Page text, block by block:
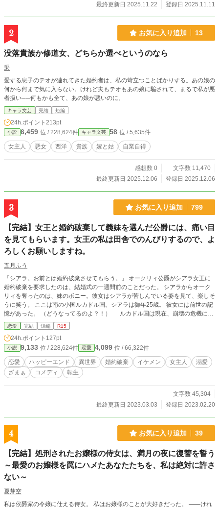
最終更新日 2025.11.22
登録日 2025.11.11
2 お気に入り追加 13
没落貴族か修道女、どちらか選べというのなら
采
愛する息子のテオが連れてきた婚約者は、私の苛立つことばかりする。あの娘の
何から何まで気に入らない。けれど夫もテオもあの娘に騙されて、まるで私が悪
者扱い──何もかも全て、あの娘が悪いのに。
キャラ文芸 完結 短編
24h.ポイント 213pt
小説 6,459 位 / 228,624件 キャラ文芸 58 位 / 5,635件
女主人 悪女 西洋 貴族 嫁と姑 自業自得
感想数 0
文字数 11,470
最終更新日 2025.12.06
登録日 2025.12.06
3 お気に入り追加 799
【完結】女王と婚約破棄して義妹を選んだ公爵には、痛い目
を見てもらいます。女王の私は田舎でのんびりするので、よ
ろしくお願いしますね。
五月ふう
「シアラ。お前とは婚約破棄させてもらう。」 オークリィ公爵がシアラ女王に
婚約破棄を要求したのは、結婚式の一週間前のことだった。 シアラからオーク
リィを奪ったのは、妹のボニー。彼女はシアラが苦しんでいる姿を見て、楽しそ
うに笑う。 ここは南の小国ルカドル国。シアラは御年25歳。 彼女には前世の記
憶があった。 （どうなってるのよ？！） ルカドル国は現在、崩壊の危機にあ
る。女王にも関わらず、彼女に使える使用人は二人だけ。賃金が払えないから
と、他のものは皆解雇されていた。 （貧乏女王に転生するなんて、、、。） 婚
約破棄された女王シアラは、頭を抱えた。前世で散々な目にあった彼女は、今回
こそは幸せになりたいと強く望んでいる。 （ひどすぎるよ、、、神様。金髪碧
眼の、誰からも愛されるお姫様に転生させてって言ったじゃないです
か、、、。） 幸せになれなかった前世の分を取り返すため、女王シアラは全力
でのんびりしようと心に決めた。 最低な元婚約者も、継妹も知ったこっちゃな
恋愛 完結 短編 R15
24h.ポイント 127pt
小説 9,133 位 / 228,624件 恋愛 4,099 位 / 66,322件
恋愛 ハッピーエンド 異世界 婚約破棄 イケメン 女主人
溺愛
ざまぁ
コメディ 転生
文字数 45,304
最終更新日 2023.03.03
登録日 2023.02.20
4 お気に入り追加 39
【完結】処刑されたお嬢様の侍女は、満月の夜に復讐を誓う
～最愛のお嬢様を罠にハメたあなたたちを、私は絶対に許さ
ない～
夏芽空
私は侯爵家の令嬢に仕える侍女。 私はお嬢様のことが大好きだった。 ――けれ